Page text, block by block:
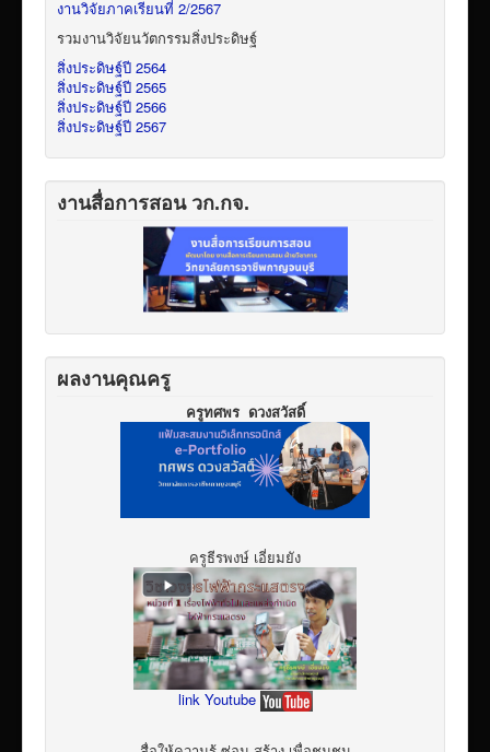
งานวิจัยภาคเรียนที่ 2/2567
รวมงานวิจัยนวัตกรรมสิ่งประดิษฐ์
สิ่งประดิษฐ์ปี 2564
สิ่งประดิษฐ์ปี 2565
สิ่งประดิษฐ์ปี 2566
สิ่งประดิษฐ์ปี 2567
งานสื่อการสอน วก.กจ.
ผลงานคุณครู
ครูทศพร ดวงสวัสดิ์
ครูธีรพงษ์ เอี่ยมยัง
link Youtube